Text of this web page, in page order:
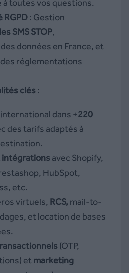
toutes vos questions.
RGPD: Gestion
SMS STOP,
données en France, et
réglementations
clés:
dans +220
des tarifs adaptés à
intégrationsavec Shopify,
HubSpot,
etc.
virtuels, RCS, mail-to-
et location de bases
(OTP,
et marketing